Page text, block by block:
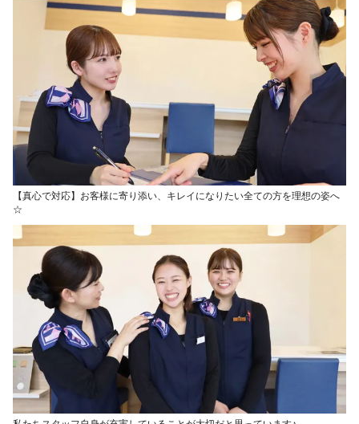
【真心で対応】お客様に寄り添い、キレイになりたい全ての方を理想の姿へ
☆